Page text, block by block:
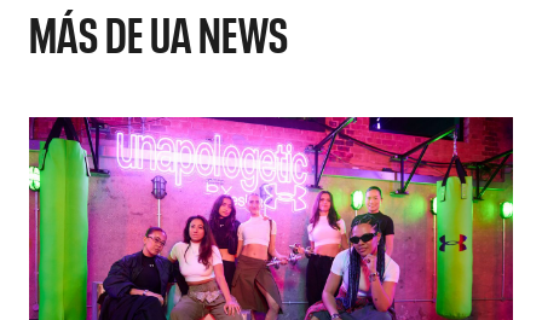
MÁS DE UA NEWS